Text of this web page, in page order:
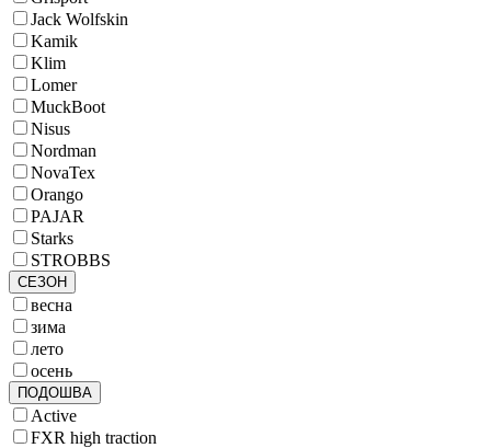
Jack Wolfskin
Kamik
Klim
Lomer
MuckBoot
Nisus
Nordman
NovaTex
Orango
PAJAR
Starks
STROBBS
СЕЗОН
весна
зима
лето
осень
ПОДОШВА
Active
FXR high traction